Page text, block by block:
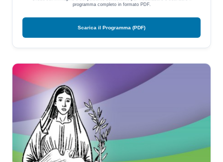
programma completo in formato PDF.
Scarica il Programma (PDF)